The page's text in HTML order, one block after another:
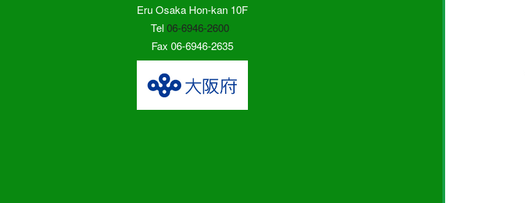
Eru Osaka Hon-kan 10F
Tel06-6946-2600
Fax 06-6946-2635